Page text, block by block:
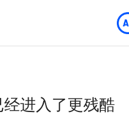
进入了更残酷